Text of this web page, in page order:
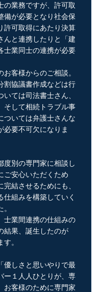
の業務ですが、許可取
備が必要となり社会保
許可取得にあたり決算
んと連携したりと「建
士業同士の連携が必要
客様からのご相談。
割協議書作成などは行
ては司法書士さん、
そして相続トラブル事
ついては弁護士さんな
必要不可欠になりま
別の専門家に相談し
ご安心いただくため
結させるためにも、
組みを構築していく
業間連携の仕組みの
結果、誕生したのが
。
しさと思いやりで最
ー１人人ひとりが、専
お客様のために専門家